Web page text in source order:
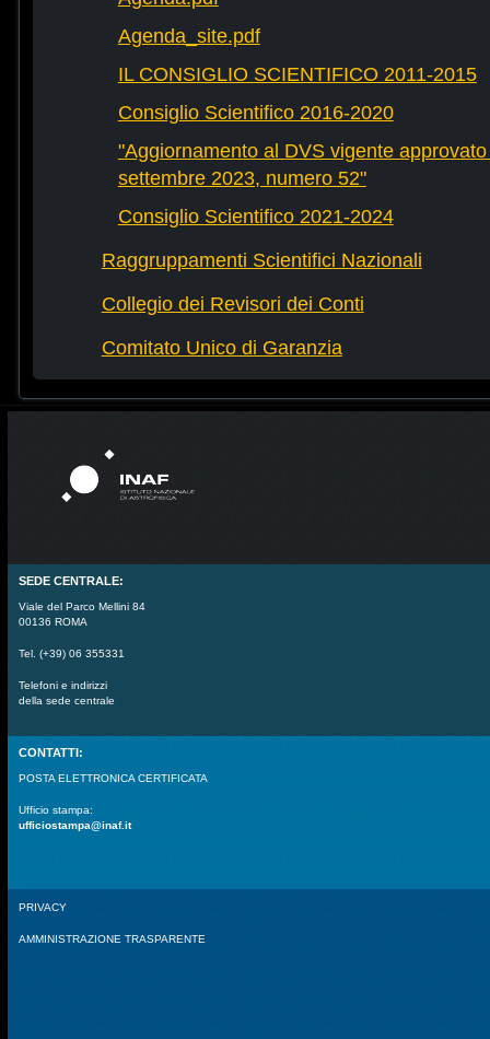
Agenda_site.pdf
IL CONSIGLIO SCIENTIFICO 2011-2015
Consiglio Scientifico 2016-2020
"Aggiornamento al DVS vigente
settembre 2023, numero 52"
Consiglio Scientifico 2021-2024
Raggruppamenti Scientifici Nazionali
Collegio dei Revisori dei Conti
Comitato Unico di Garanzia
SEDE CENTRALE:
Viale del Parco Mellini 84
00136 ROMA
Tel. (+39) 06 355331
Telefoni e indirizzi
della sede centrale
CONTATTI:
POSTA ELETTRONICA CERTIFICATA
Ufficio stampa:
ufficiostampa@inaf.it
PRIVACY
AMMINISTRAZIONE TRASPARENTE